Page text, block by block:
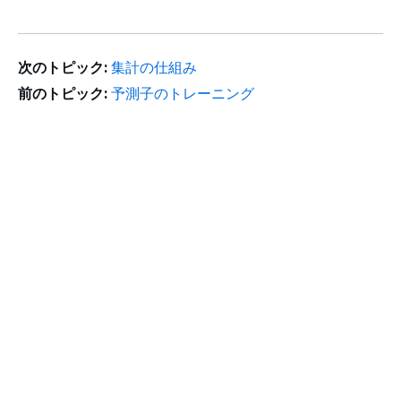
次のトピック: 集計の仕組み
前のトピック: 予測子のトレーニング